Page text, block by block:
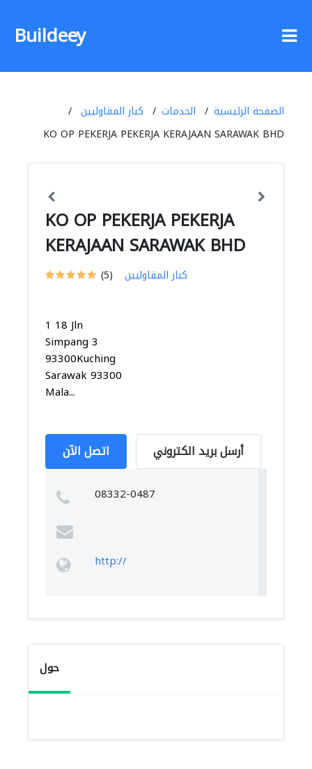
Buildeey
الصفحة الرئيسية الخدمات
كبار المقاوليين
KO OP PEKERJA PEKERJA KERAJAAN SARAWAK BHD
KO OP PEKERJA PEKERJA
KERAJAAN SARAWAK BHD
(5) كبار المقاوليين
1 18 Jln
Simpang 3
93300Kuching
Sarawak 93300
Mala...
اتصل الآن أرسل بريد الكتروني
08332-0487
http://
حول